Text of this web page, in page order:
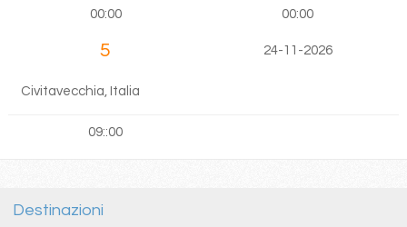
00:00 00:00
5 24-11-2026
Civitavecchia, Italia
09::00
Destinazioni